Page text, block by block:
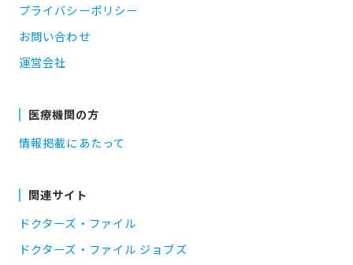
プライバシーポリシー
お問い合わせ
運営会社
医療機関の方
情報掲載にあたって
関連サイト
ドクターズ・ファイル
ドクターズ・ファイル ジョブズ